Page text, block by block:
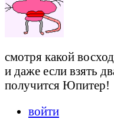
смотря какой
и даже если взять
получится Юпитер!
войти